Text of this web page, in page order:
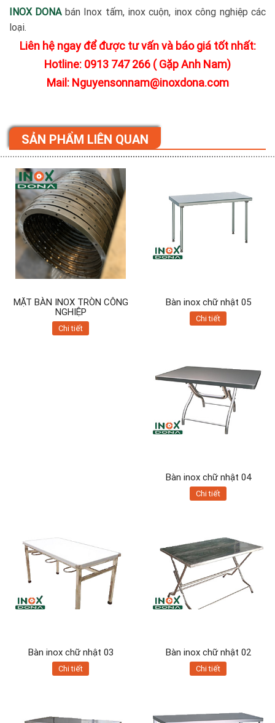
INOX DONAbán Inox tấm, inox cuộn, inox công nghiệp các
loại.
Liên hệ ngay để được tư vấn và báo giá tốt nhất:
Hotline: 0913 747 266 ( Gặp Anh Nam)
Mail: Nguyensonnam@inoxdona.com
SẢN PHẨM LIÊN QUAN
MẶT BÀN INOX TRÒN CÔNG
NGHIỆP
Chi tiết
Bàn inox chữ nhật 05
Chi tiết
Bàn inox chữ nhật 04
Chi tiết
Bàn inox chữ nhật 03
Chi tiết
Bàn inox chữ nhật 02
Chi tiết